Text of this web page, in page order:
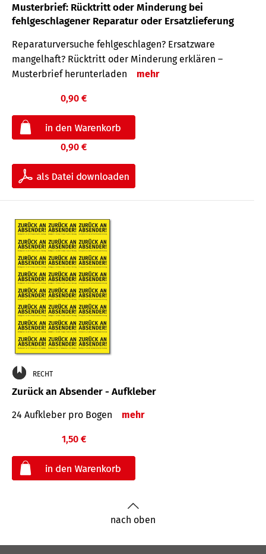
Musterbrief: Rücktritt oder Minderung bei
fehlgeschlagener Reparatur oder Ersatzlieferung
Reparaturversuche fehlgeschlagen? Ersatzware
mangelhaft? Rücktritt oder Minderung erklären –
Musterbrief herunterladen
mehr
0,90 €
0,90 €
RECHT
Zurück an Absender - Aufkleber
24 Aufkleber pro Bogen mehr
1,50 €
nach oben